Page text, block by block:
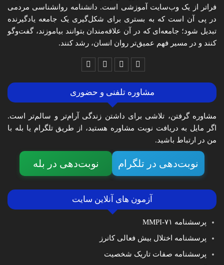
فراتر از یک وب‌سایت آموزشی است. دانشنامه روانشناسی مردمی
در پی آن است که به بستری برای شکل‌گیری یک جامعه یادگیرنده
تبدیل شود؛ جامعه‌ای که در آن علاقه‌مندان بتوانند بیاموزند، گفت‌وگو
کنند و در مسیر فهم عمیق‌تر روان انسان، رشد کنند.
مشاوره تلفنی و حضوری
مشاوره گرفتن، تلاشی برای داشتن زندگی آرام‌تر و سالم‌تر است.
اگر مایل به دریافت نوبت مشاوره هستید، از طریق تلگرام یا بله با
من در ارتباط باشید.
نوبت‌دهی در تلگرام نوبت‌دهی در بله
آزمون های آنلاین سایت
پرسشنامه MMPI-۷۱
پرسشنامه اختلال بیش فعالی کانرز
پرسشنامه صفات تاریک شخصیت